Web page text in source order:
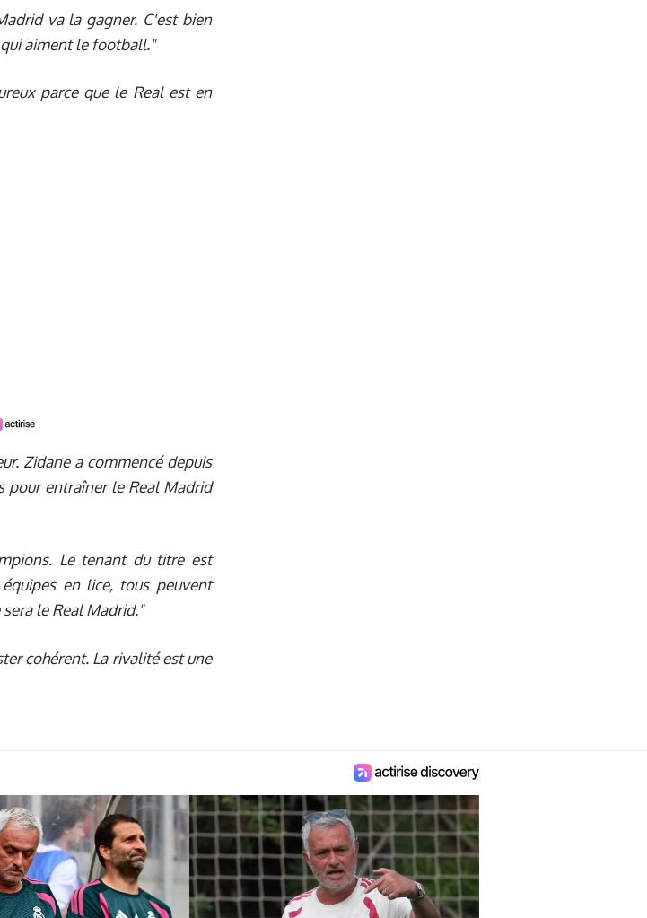
va la gagner. C'est bien
aiment le football."
parce que le Real est en
Zidane a commencé depuis
pour entraîner le Real Madrid
Le tenant du titre est
en lice, tous peuvent
le Real Madrid."
cohérent. La rivalité est une